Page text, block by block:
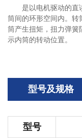
是以电机驱动的直
筒间的环形空间内。转
筒产生扭矩，扭力弹簧
示内筒的转动位置。
型号及规格
型号